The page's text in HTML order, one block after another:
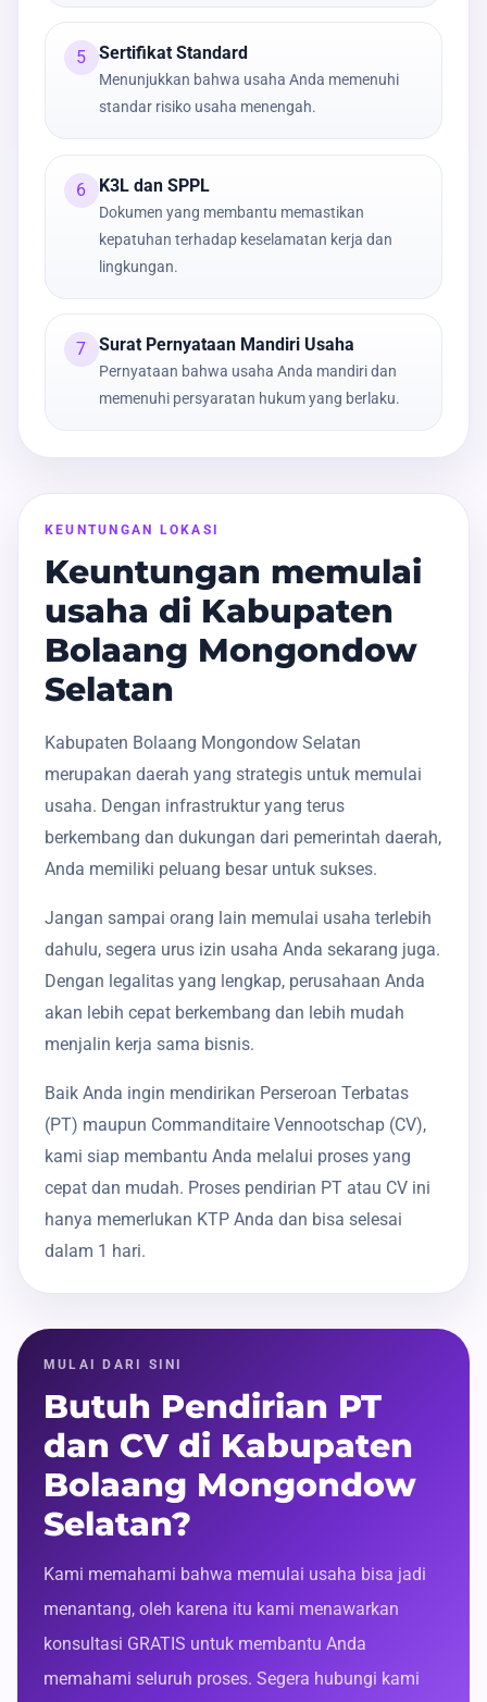
5 Sertifikat Standard
Menunjukkan bahwa usaha Anda memenuhi
standar risiko usaha menengah.
6 K3L dan SPPL
Dokumen yang membantu memastikan
kepatuhan terhadap keselamatan kerja dan
lingkungan.
7 Surat Pernyataan Mandiri Usaha
Pernyataan bahwa usaha Anda mandiri dan
memenuhi persyaratan hukum yang berlaku.
KEUNTUNGAN LOKASI
Keuntungan memulai
usaha di Kabupaten
Bolaang Mongondow
Selatan
Kabupaten Bolaang Mongondow Selatan
merupakan daerah yang strategis untuk memulai
usaha. Dengan infrastruktur yang terus
berkembang dan dukungan dari pemerintah daerah,
Anda memiliki peluang besar untuk sukses.
Jangan sampai orang lain memulai usaha terlebih
dahulu, segera urus izin usaha Anda sekarang juga.
Dengan legalitas yang lengkap, perusahaan Anda
akan lebih cepat berkembang dan lebih mudah
menjalin kerja sama bisnis.
Baik Anda ingin mendirikan Perseroan Terbatas
(PT) maupun Commanditaire Vennootschap (CV),
kami siap membantu Anda melalui proses yang
cepat dan mudah. Proses pendirian PT atau CV ini
hanya memerlukan KTP Anda dan bisa selesai
dalam 1 hari.
MULAI DARI SINI
Butuh Pendirian PT
dan CV di Kabupaten
Bolaang Mongondow
Selatan?
Kami memahami bahwa memulai usaha bisa jadi
menantang, oleh karena itu kami menawarkan
konsultasi GRATIS untuk membantu Anda
memahami seluruh proses. Segera hubungi kami